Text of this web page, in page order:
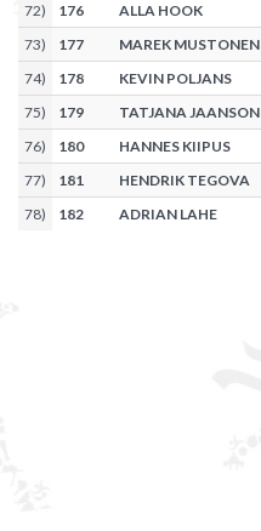
72) 176 ALLA HOOK
73) 177 MAREK MUSTONEN
74) 178 KEVIN POLJANS
75) 179 TATJANA JAANSON
76) 180 HANNES KIIPUS
77) 181 HENDRIK TEGOVA
78) 182 ADRIAN LAHE